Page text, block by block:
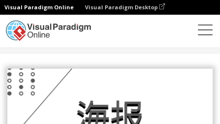
Visual Paradigm Online Visual Paradigm Desktop